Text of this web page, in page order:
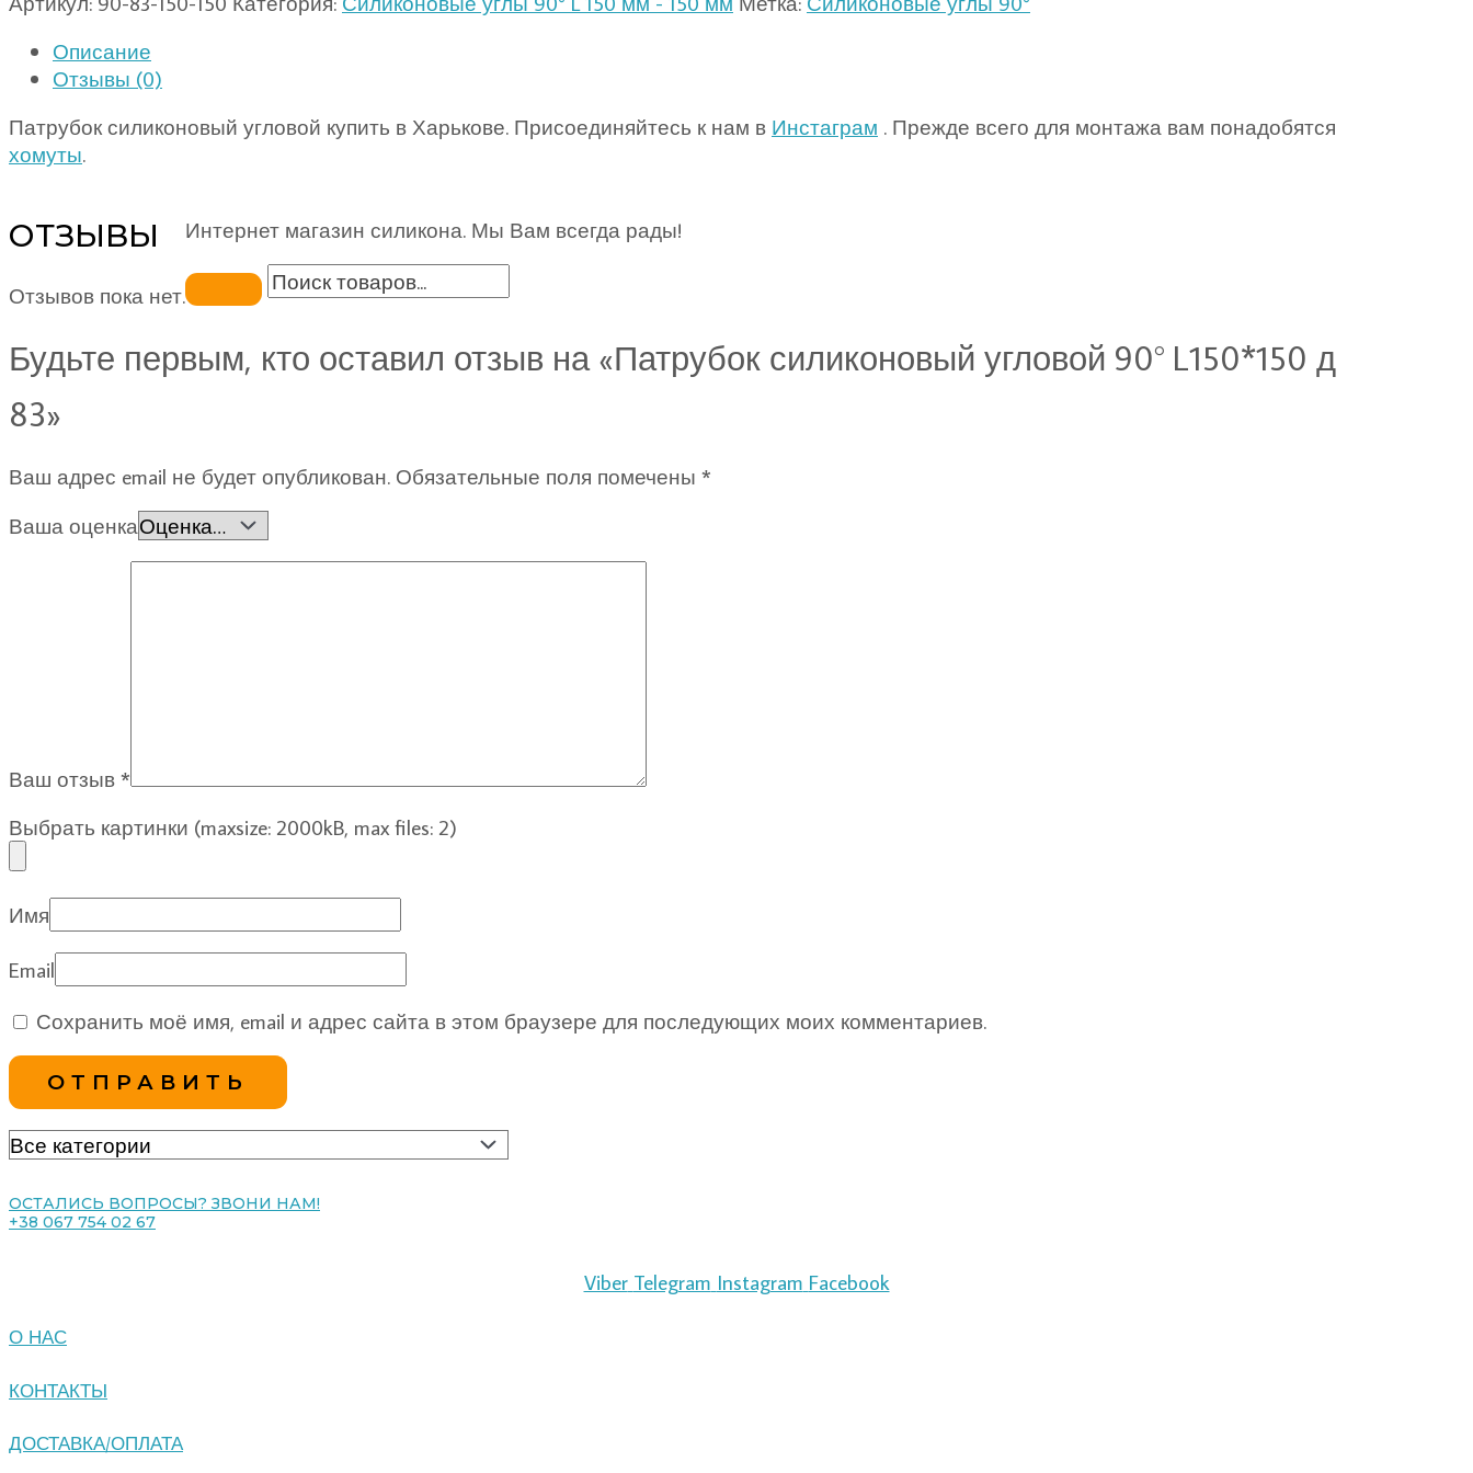
Описание
Отзывы (0)
Патрубок силиконовый угловой купить в Харькове. Присоединяйтесь к нам в Инстаграм . Прежде всего для монтажа вам понадобятся
хомуты.
ОТЗЫВЫ
Отзывов пока нет.
Будьте первым, кто оставил отзыв на «Патрубок силиконовый угловой 90° L150*150 д
83»
Ваш адрес email не будет опубликован. Обязательные поля помечены *
Ваша оценка
Ваш отзыв *
Выбрать картинки (maxsize: 2000kB, max files: 2)
Имя
Email
Сохранить моё имя, email и адрес сайта в этом браузере для последующих моих комментариев.
Интернет магазин силикона. Мы Вам всегда рады!
ОСТАЛИСЬ ВОПРОСЫ? ЗВОНИ НАМ!
+38 067 754 02 67
Viber Telegram Instagram Facebook
О НАС
КОНТАКТЫ
ДОСТАВКА/ОПЛАТА